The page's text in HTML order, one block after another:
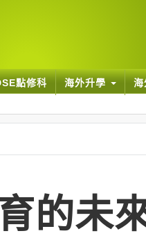
點修科 海外升學
的未